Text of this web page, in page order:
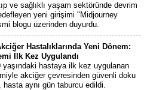
ve sağlıklı yaşam sektöründe devrim
yeni girişimi "Midjourney
blogu üzerinden duyurdu.
Hastalıklarında Yeni Dönem:
İlk Kez Uygulandı
yaşındaki hastaya ilk kez uygulanan
akciğer çevresinden güvenli doku
hasta aynı gün taburcu edildi.